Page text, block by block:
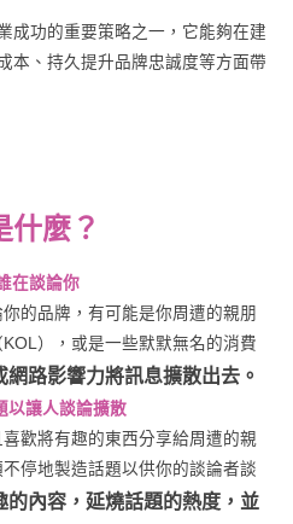
成功的重要策略之一，它能夠在建
本、持久提升品牌忠誠度等方面帶
什麼？
在談論你
的品牌，有可能是你周遭的親朋
），或是一些默默無名的消費
路影響力將訊息擴散出去。
以讓人談論擴散
歡將有趣的東西分享給周遭的親
停地製造話題以供你的談論者談
的內容，延燒話題的熱度，並